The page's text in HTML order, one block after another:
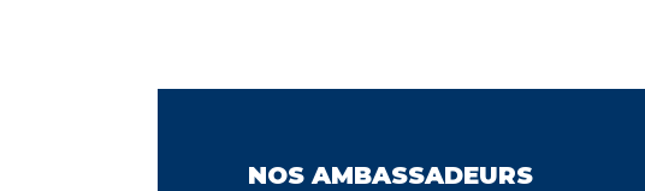
NOS AMBASSADEURS